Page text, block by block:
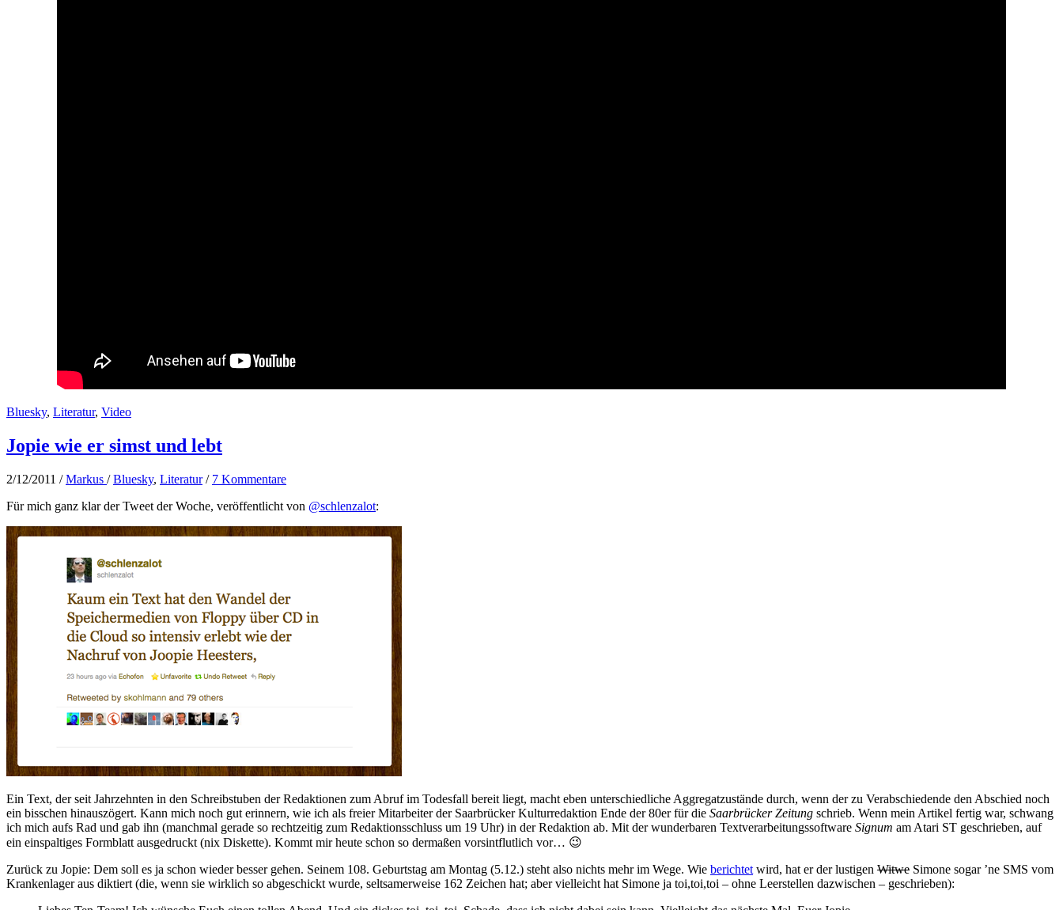
Bluesky, Literatur, Video
Jopie wie er simst und lebt
2/12/2011 /Markus /Bluesky, Literatur/ 7 Kommentare
Für mich ganz klar der Tweet der Woche, veröffentlicht von @schlenzalot:
Ein Text, der seit Jahrzehnten in den Schreibstuben der Redaktionen zum Abruf im Todesfall bereit liegt, macht eben unterschiedliche Aggregatzustände durch, wenn der zu Verabschiedende den Abschied noch
ein bisschen hinauszögert. Kann mich noch gut erinnern, wie ich als freier Mitarbeiter der Saarbrücker Kulturredaktion Ende der 80er für die Saarbrücker Zeitung schrieb. Wenn mein Artikel fertig war, schwang
ich mich aufs Rad und gab ihn (manchmal gerade so rechtzeitig zum Redaktionsschluss um 19 Uhr) in der Redaktion ab. Mit der wunderbaren Textverarbeitungssoftware Signum am Atari ST geschrieben, auf
ein einspaltiges Formblatt ausgedruckt (nix Diskette). Kommt mir heute schon so dermaßen vorsintflutlich vor… 😉
Zurück zu Jopie: Dem soll es ja schon wieder besser gehen. Seinem 108. Geburtstag am Montag (5.12.) steht also nichts mehr im Wege. Wie berichtet wird, hat er der lustigen Witwe Simone sogar ’ne SMS vom
Krankenlager aus diktiert (die, wenn sie wirklich so abgeschickt wurde, seltsamerweise 162 Zeichen hat; aber vielleicht hat Simone ja toi,toi,toi – ohne Leerstellen dazwischen – geschrieben):